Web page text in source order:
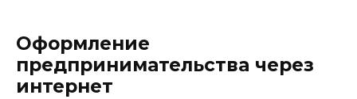
Оформление
предпринимательства через
интернет